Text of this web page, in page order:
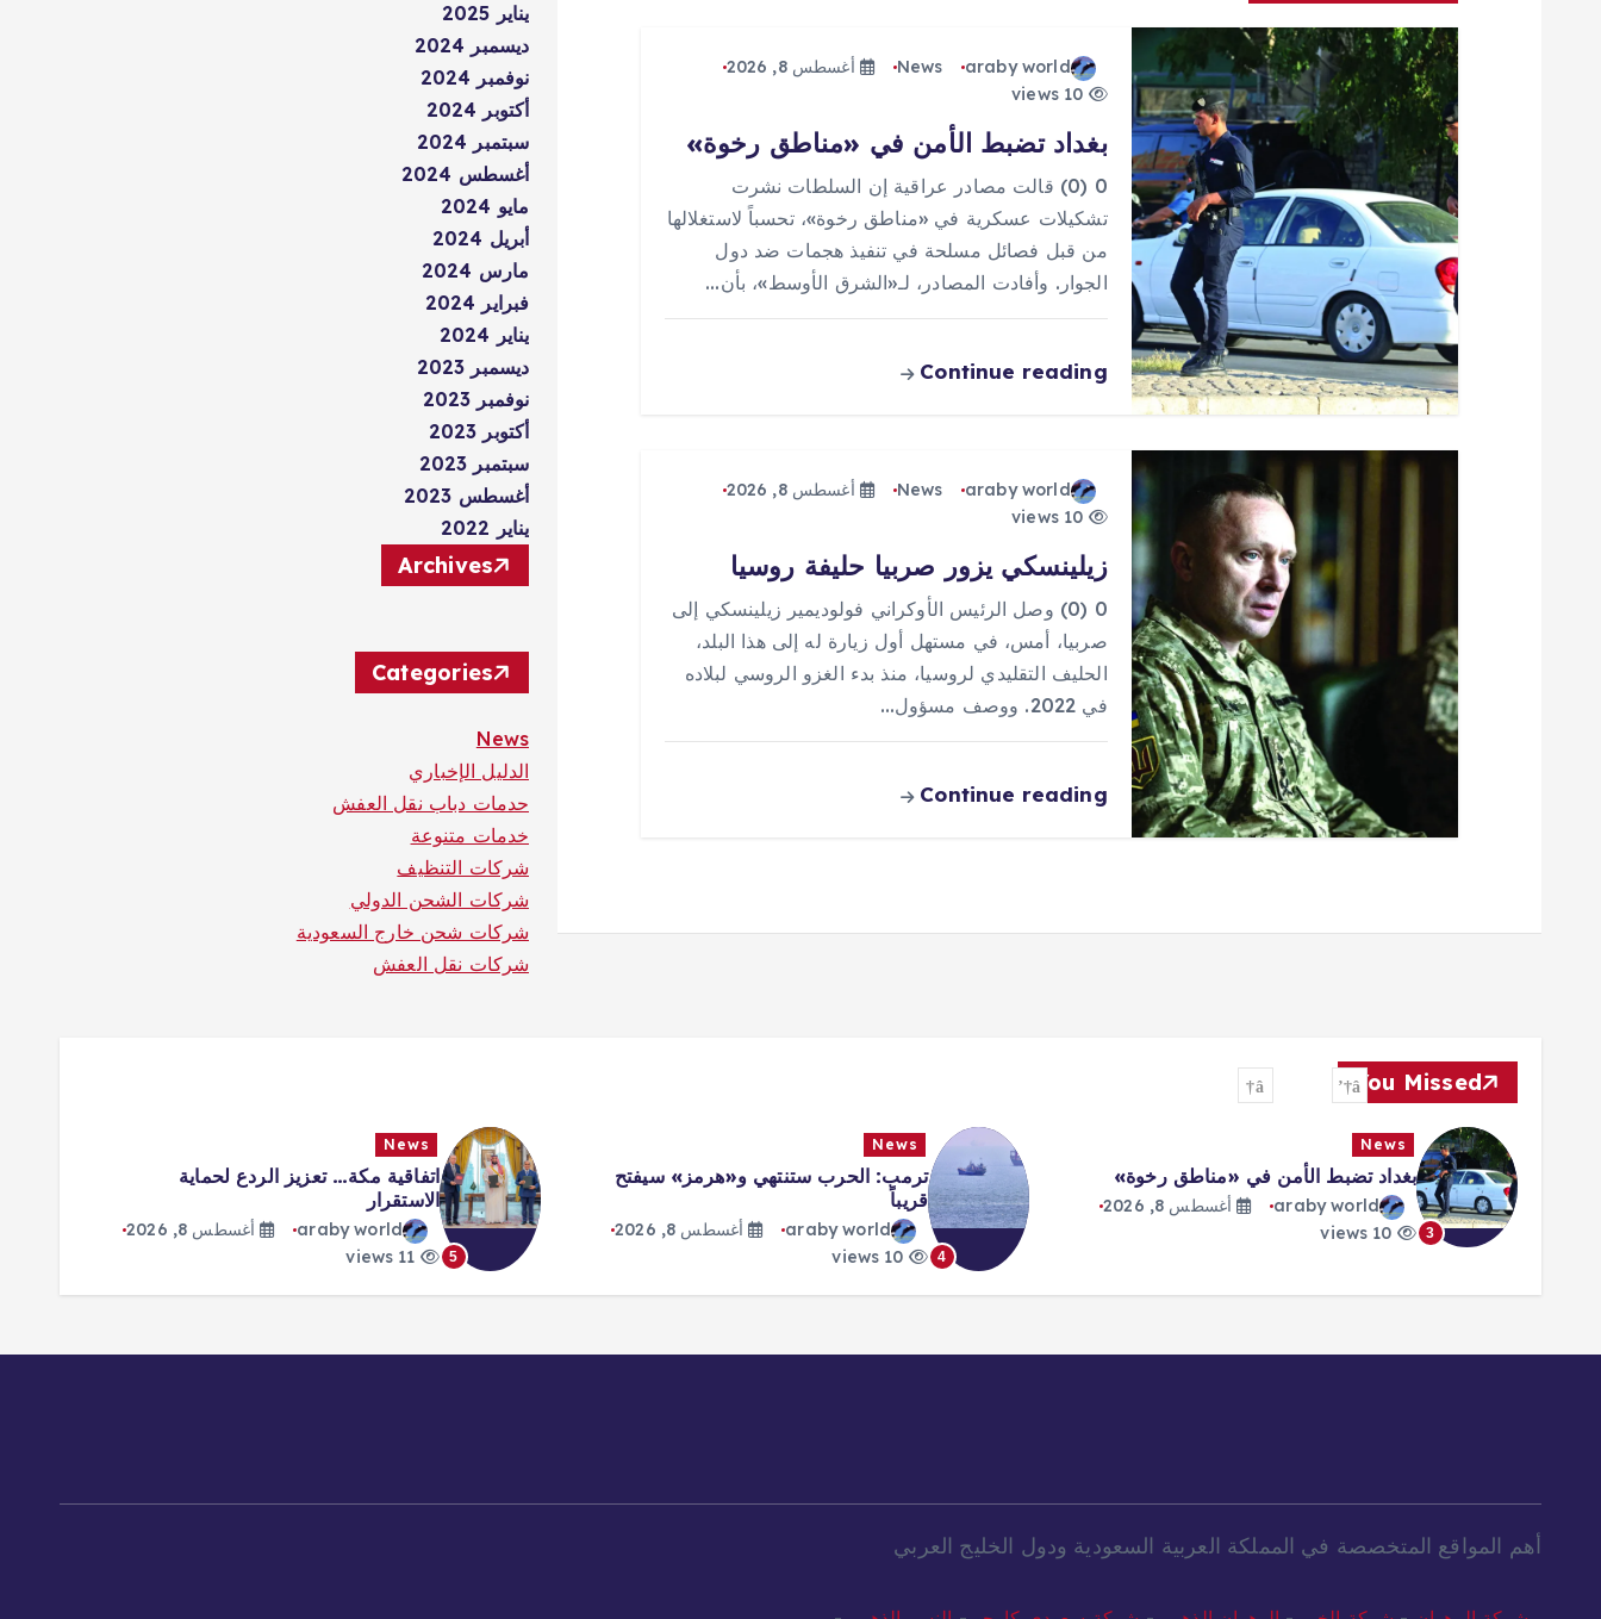
araby world
News
أغسطس 8, 2026
بغداد تضبط الأمن في «مناطق رخوة»
0 (0) قالت مصادر عراقية إن السلطات نشرت
تشكيلات عسكرية في «مناطق رخوة»، تحسباً لاستغلالها
من قبل فصائل مسلحة في تنفيذ هجمات ضد دول
الجوار. وأفادت المصادر، لـ«الشرق الأوسط»، بأن…
Continue reading
araby world
News
أغسطس 8, 2026
زيلينسكي يزور صربيا حليفة روسيا
0 (0) وصل الرئيس الأوكراني فولوديمير زيلينسكي إلى
صربيا، أمس، في مستهل أول زيارة له إلى هذا البلد،
الحليف التقليدي لروسيا، منذ بدء الغزو الروسي لبلاده
في 2022. ووصف مسؤول…
Continue reading
يناير 2025
ديسمبر 2024
نوفمبر 2024
أكتوبر 2024
سبتمبر 2024
أغسطس 2024
مايو 2024
أبريل 2024
مارس 2024
فبراير 2024
يناير 2024
ديسمبر 2023
نوفمبر 2023
أكتوبر 2023
سبتمبر 2023
أغسطس 2023
يناير 2022
Archives
Categories
News
الدليل الإخباري
حدمات دباب نقل العفش
خدمات متنوعة
شركات التنظيف
شركات الشحن الدولي
شركات شحن خارج السعودية
شركات نقل العفش
You Missed
3
News
بغداد تضبط الأمن في «مناطق رخوة»
araby world
أغسطس 8, 2026
4
News
ترمب: الحرب ستنتهي و«هرمز» سيفتح
قريباً
araby world
أغسطس 8, 2026
5
News
اتفاقية مكة… تعزيز الردع لحماية
الاستقرار
araby world
أغسطس 8, 2026
أهم المواقع المتخصصة في المملكة العربية السعودية ودول الخليج العربي